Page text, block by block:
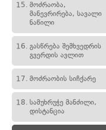
15. მოძრაობა,
მანევრირება, სავალი
ნაწილი
16. გასწრება შემხვედრის
გვერდის ავლით
17. მოძრაობის სიჩქარე
18. სამუხრუჭე მანძილი,
დისტანცია